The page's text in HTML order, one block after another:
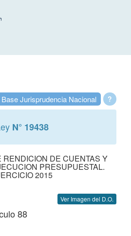
?
Base Jurisprudencia Nacional
N° 19438
RENDICION DE CUENTAS Y
PRESUPUESTAL.
2015
Ver Imagen del D.O.
88